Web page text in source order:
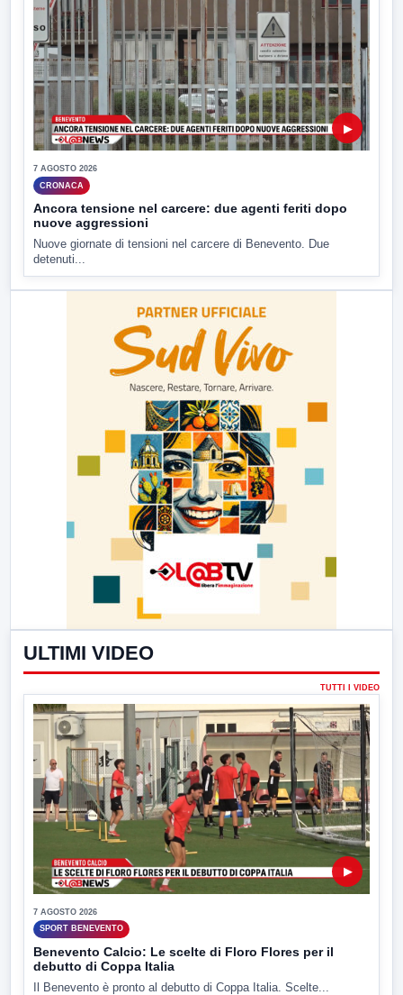
▶
7 AGOSTO 2026
CRONACA
Ancora tensione nel carcere: due agenti feriti dopo
nuove aggressioni
Nuove giornate di tensioni nel carcere di Benevento. Due
detenuti...
ULTIMI VIDEO
TUTTI I VIDEO
▶
7 AGOSTO 2026
SPORT BENEVENTO
Benevento Calcio: Le scelte di Floro Flores per il
debutto di Coppa Italia
Il Benevento è pronto al debutto di Coppa Italia. Scelte...